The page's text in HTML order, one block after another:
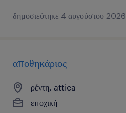
δημοσιεύτηκε 4 αυγούστου 2026
αποθηκάριος
ρέντη, attica
εποχική